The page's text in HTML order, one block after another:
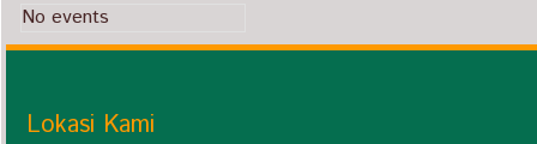
No events
Lokasi Kami